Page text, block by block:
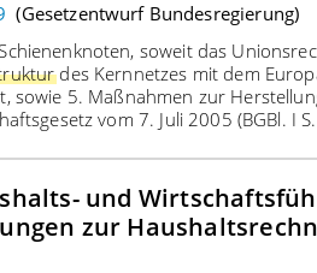
(Gesetzentwurf Bundesregierung)
soweit das
des Kernnetzes mit dem
sowie 5. Maßnahmen zur
vom 7. Juli 2005 (BGBl. I
und
zur